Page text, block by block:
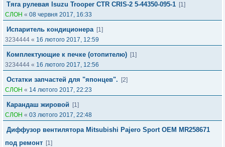
Тяга рулевая Isuzu Trooper CTR CRIS-2 5-44350-095-1 [1]
СЛОН « 08 червня 2017, 16:33
Испаритель кондиционера [1]
3234444 « 16 лютого 2017, 12:59
Комплектующие к печке (отопителю) [1]
3234444 « 16 лютого 2017, 12:56
Остатки запчастей для "японцев".
[2]
СЛОН « 14 лютого 2017, 22:23
Карандаш жировой
[1]
СЛОН « 03 лютого 2017, 22:48
Диффузор вентилятора Mitsubishi Pajero Sport OEM MR258671
под ремонт [1]